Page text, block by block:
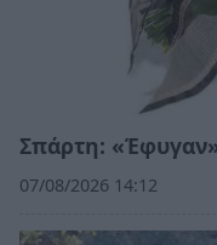
Σπάρτη:
07/08/2026 14:12